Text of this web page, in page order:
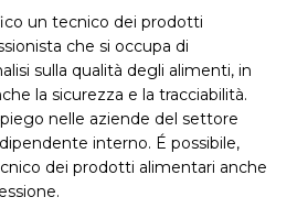
un tecnico dei prodotti
che si occupa di
sulla qualità degli alimenti, in
la sicurezza e la tracciabilità.
nelle aziende del settore
interno. É possibile,
dei prodotti alimentari anche